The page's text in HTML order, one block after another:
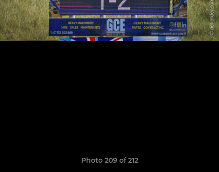
Photo 209 of 212